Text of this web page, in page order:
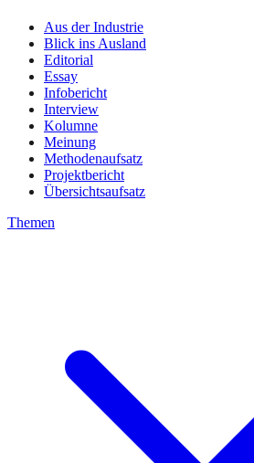
Aus der Industrie
Blick ins Ausland
Editorial
Essay
Infobericht
Interview
Kolumne
Meinung
Methodenaufsatz
Projektbericht
Übersichtsaufsatz
Themen